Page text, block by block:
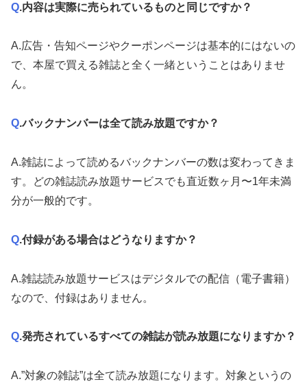
Q.内容は実際に売られているものと同じですか？
A.広告・告知ページやクーポンページは基本的にはないの
で、本屋で買える雑誌と全く一緒ということはありませ
ん。
Q.バックナンバーは全て読み放題ですか？
A.雑誌によって読めるバックナンバーの数は変わってきま
す。どの雑誌読み放題サービスでも直近数ヶ月〜1年未満
分が一般的です。
Q.付録がある場合はどうなりますか？
A.雑誌読み放題サービスはデジタルでの配信（電子書籍）
なので、付録はありません。
Q.発売されているすべての雑誌が読み放題になりますか？
A.”対象の雑誌”は全て読み放題になります。対象というの